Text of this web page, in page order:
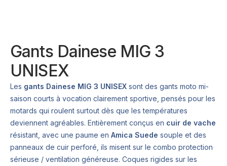
Gants Dainese MIG 3
UNISEX
Les gants Dainese MIG 3 UNISEX sont des gants moto mi-
saison courts à vocation clairement sportive, pensés pour les
motards qui roulent surtout dès que les températures
deviennent agréables. Entièrement conçus en cuir de vache
résistant, avec une paume en Amica Suede souple et des
panneaux de cuir perforé, ils misent sur le combo protection
sérieuse / ventilation généreuse. Coques rigides sur les